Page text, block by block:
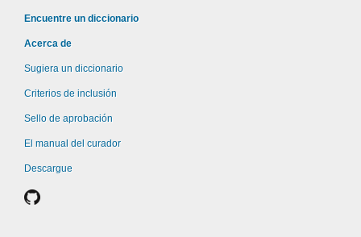
Encuentre un diccionario
Acerca de
Sugiera un diccionario
Criterios de inclusión
Sello de aprobación
El manual del curador
Descargue